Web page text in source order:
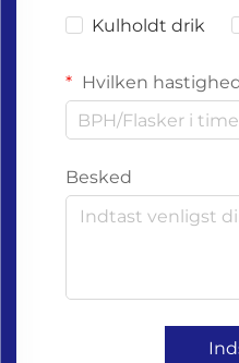
Kulholdt drik
Hvilken
Besked